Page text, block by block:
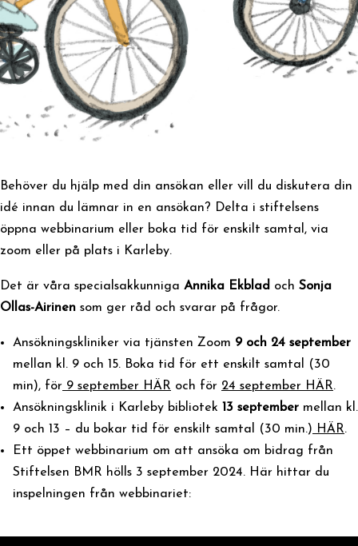
Behöver du hjälp med din ansökan eller vill du diskutera din
idé innan du lämnar in en ansökan? Delta i stiftelsens
öppna webbinarium eller boka tid för enskilt samtal, via
zoom eller på plats i Karleby.
Det är våra specialsakkunniga Annika Ekblad och Sonja
Ollas-Airinen som ger råd och svarar på frågor.
Ansökningskliniker via tjänsten Zoom 9 och 24 september
mellan kl. 9 och 15. Boka tid för ett enskilt samtal (30
min), för 9 september HÄR och för 24 september HÄR.
Ansökningsklinik i Karleby bibliotek 13 september mellan kl.
9 och 13 – du bokar tid för enskilt samtal (30 min.) HÄR.
Ett öppet webbinarium om att ansöka om bidrag från
Stiftelsen BMR hölls 3 september 2024. Här hittar du
inspelningen från webbinariet: